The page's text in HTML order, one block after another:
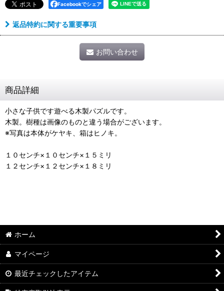
Facebookでシェア
返品特約に関する重要事項
お問い合わせ
商品詳細
小さな子供です遊べる木製パズルです。
木製。樹種は画像のものと違う場合がございます。
※写真は本体がケヤキ、箱はヒノキ。
１０センチ×１０センチ×１５ミリ
１２センチ×１２センチ×１８ミリ
ホーム
マイページ
最近チェックしたアイテム